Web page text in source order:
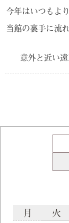
今年はいつもよ
当館の裏手に流
意外と近い
月
火